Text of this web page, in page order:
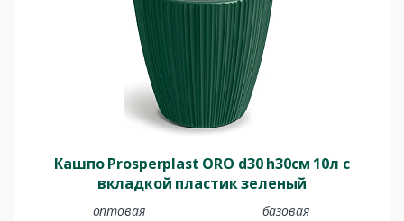
Кашпо Prosperplast ORO d30 h30см 10л с
вкладкой пластик зеленый
оптовая базовая